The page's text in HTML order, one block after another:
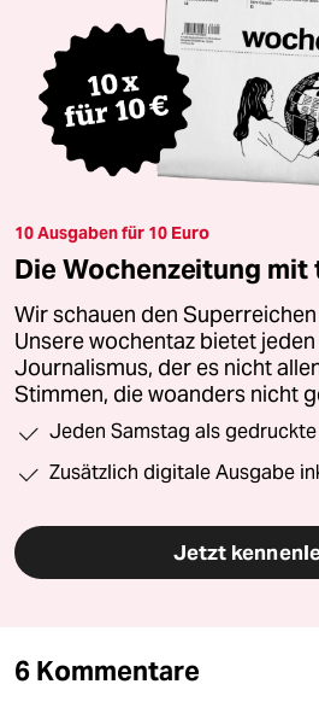
10 Ausgaben für 10 Euro
Die Wochenzeitung
Wir schauen den
Unsere wochentaz bietet
Journalismus, der es nicht
Stimmen, die woanders nicht
Jeden Samstag als
Zusätzlich digitale Ausgabe
Jetzt
6 Kommentare